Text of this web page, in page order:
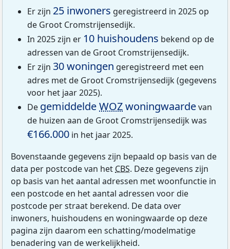
Er zijn 25 inwoners geregistreerd in 2025 op
de Groot Cromstrijensedijk.
In 2025 zijn er 10 huishoudens bekend op de
adressen van de Groot Cromstrijensedijk.
Er zijn 30 woningen geregistreerd met een
adres met de Groot Cromstrijensedijk (gegevens
voor het jaar 2025).
De gemiddeldeWOZwoningwaardevan
de huizen aan de Groot Cromstrijensedijk was
€166.000 in het jaar 2025.
Bovenstaande gegevens zijn bepaald op basis van de
data per postcode van het CBS. Deze gegevens zijn
op basis van het aantal adressen met woonfunctie in
een postcode en het aantal adressen voor die
postcode per straat berekend. De data over
inwoners, huishoudens en woningwaarde op deze
pagina zijn daarom een schatting/modelmatige
benadering van de werkelijkheid.